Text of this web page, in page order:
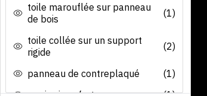
toile marouflée sur panneau
de bois
(1)
toile collée sur un support
rigide
(2)
panneau de contreplaqué
(1)